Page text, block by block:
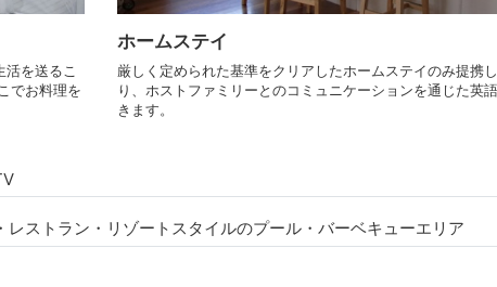
を送るこ
でお料理を
ホームステイ
厳しく定められた基準をクリアしたホームステイのみ提携
り、ホストファミリーとのコミュニケーションを通じた英
きます。
ストラン・リゾートスタイルのプール・バーベキューエリア